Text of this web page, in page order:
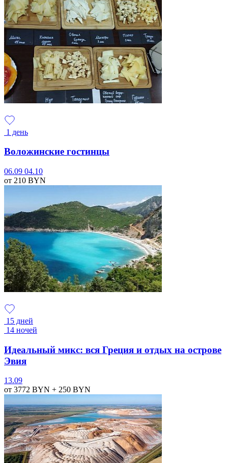
1 день
Воложинские гостинцы
06.09 04.10
от 210 BYN
15 дней
14 ночей
Идеальный микс: вся Греция и отдых на острове
Эвия
13.09
от 3772 BYN + 250 BYN